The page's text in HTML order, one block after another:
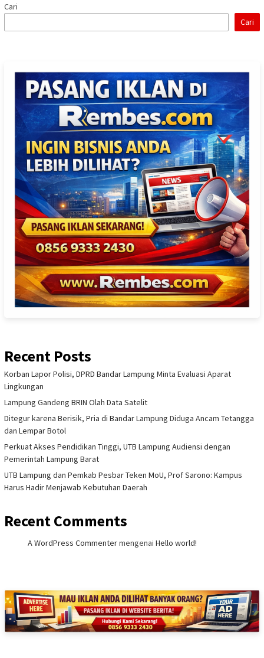
Cari
Cari
Recent Posts
Korban Lapor Polisi, DPRD Bandar Lampung Minta Evaluasi Aparat
Lingkungan
Lampung Gandeng BRIN Olah Data Satelit
Ditegur karena Berisik, Pria di Bandar Lampung Diduga Ancam Tetangga
dan Lempar Botol
Perkuat Akses Pendidikan Tinggi, UTB Lampung Audiensi dengan
Pemerintah Lampung Barat
UTB Lampung dan Pemkab Pesbar Teken MoU, Prof Sarono: Kampus
Harus Hadir Menjawab Kebutuhan Daerah
Recent Comments
A WordPress Commentermengenai Hello world!